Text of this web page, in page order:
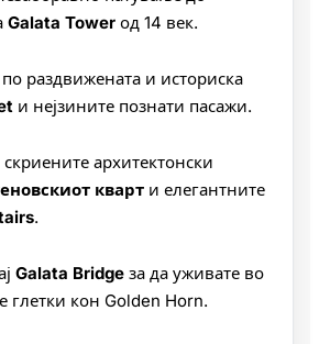
Galata Tower од 14 век.
раздвижената и историска
и нејзините познати пасажи.
скриените архитектонски
кварт и елегантните
.
Galata Bridge за да уживате во
глетки кон Golden Horn.